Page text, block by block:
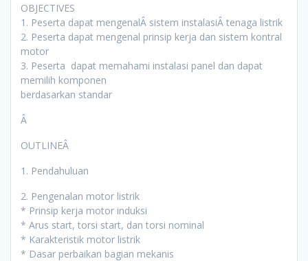
OBJECTIVES
1. Peserta dapat mengenalÂ sistem instalasiÂ tenaga listrik
2. Peserta dapat mengenal prinsip kerja dan sistem kontral
motor
3. Peserta dapat memahami instalasi panel dan dapat
memilih komponen
berdasarkan standar
Â
OUTLINEÂ
1. Pendahuluan
2. Pengenalan motor listrik
* Prinsip kerja motor induksi
* Arus start, torsi start, dan torsi nominal
* Karakteristik motor listrik
* Dasar perbaikan bagian mekanis